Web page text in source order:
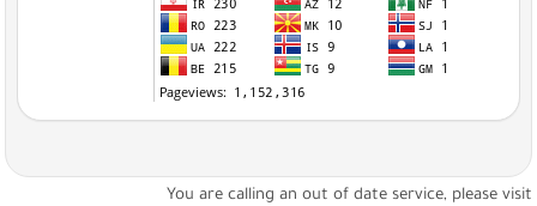
You are calling an out of date service, please visit